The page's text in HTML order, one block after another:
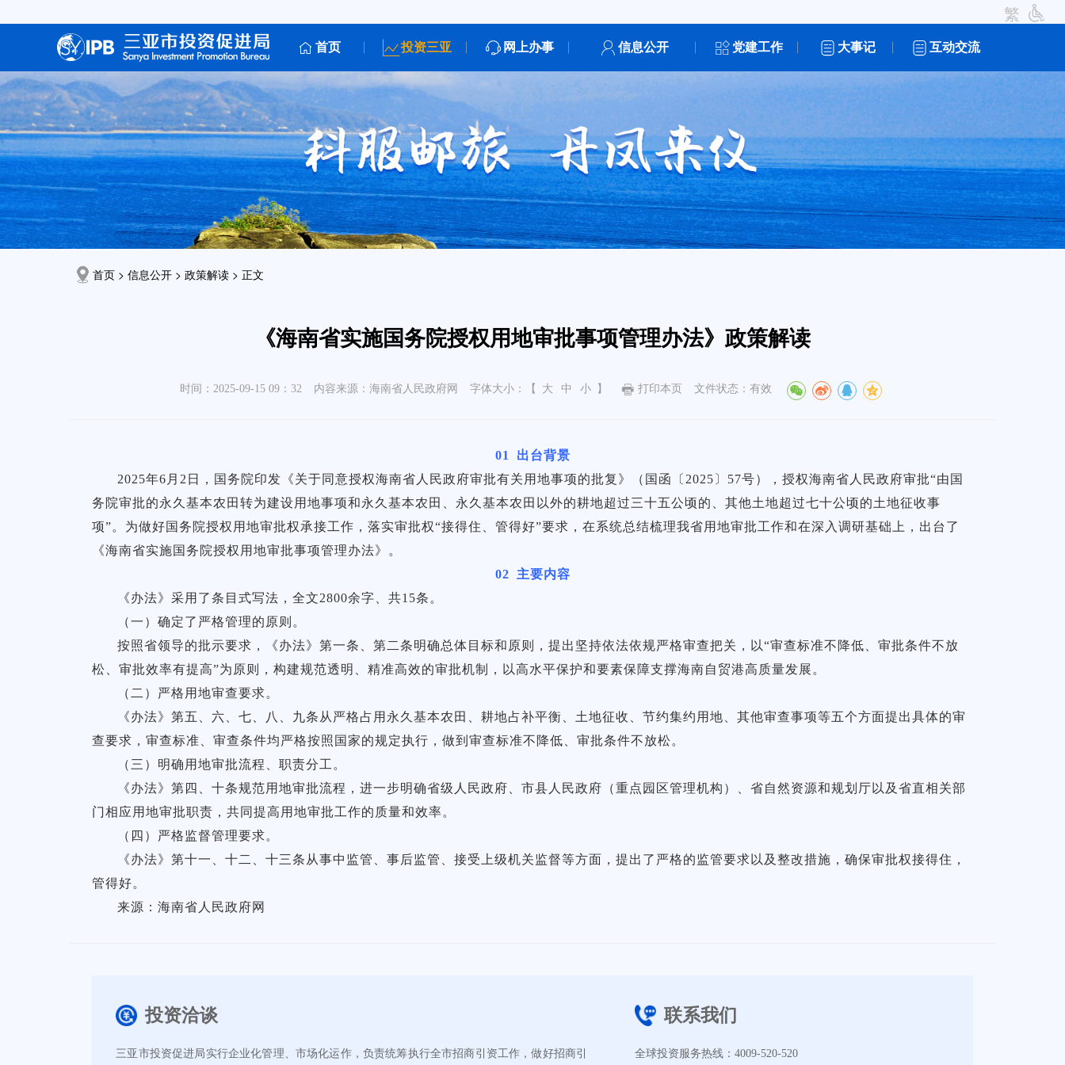
繁
首页 投资三亚 网上办事 信息公开 党建工作 大事记 互动交流
首页 > 信息公开 > 政策解读 > 正文
《海南省实施国务院授权用地审批事项管理办法》政策解读
时间：2025-09-15 09：32 内容来源：海南省人民政府网 字体大小：【 大 中 小 】 打印本页 文件状态：有效
01 出台背景
2025年6月2日，国务院印发《关于同意授权海南省人民政府审批有关用地事项的批复》（国函〔2025〕57号），授权海南省人民政府审批“由国
务院审批的永久基本农田转为建设用地事项和永久基本农田、永久基本农田以外的耕地超过三十五公顷的、其他土地超过七十公顷的土地征收事
项”。为做好国务院授权用地审批权承接工作，落实审批权“接得住、管得好”要求，在系统总结梳理我省用地审批工作和在深入调研基础上，出台了
《海南省实施国务院授权用地审批事项管理办法》。
02 主要内容
《办法》采用了条目式写法，全文2800余字、共15条。
（一）确定了严格管理的原则。
按照省领导的批示要求，《办法》第一条、第二条明确总体目标和原则，提出坚持依法依规严格审查把关，以“审查标准不降低、审批条件不放
松、审批效率有提高”为原则，构建规范透明、精准高效的审批机制，以高水平保护和要素保障支撑海南自贸港高质量发展。
（二）严格用地审查要求。
《办法》第五、六、七、八、九条从严格占用永久基本农田、耕地占补平衡、土地征收、节约集约用地、其他审查事项等五个方面提出具体的审
查要求，审查标准、审查条件均严格按照国家的规定执行，做到审查标准不降低、审批条件不放松。
（三）明确用地审批流程、职责分工。
《办法》第四、十条规范用地审批流程，进一步明确省级人民政府、市县人民政府（重点园区管理机构）、省自然资源和规划厅以及省直相关部
门相应用地审批职责，共同提高用地审批工作的质量和效率。
（四）严格监督管理要求。
《办法》第十一、十二、十三条从事中监管、事后监管、接受上级机关监督等方面，提出了严格的监管要求以及整改措施，确保审批权接得住，
管得好。
来源：海南省人民政府网
投资洽谈
三亚市投资促进局实行企业化管理、市场化运作，负责统筹执行全市招商引资工作，做好招商引
联系我们
全球投资服务热线：4009-520-520